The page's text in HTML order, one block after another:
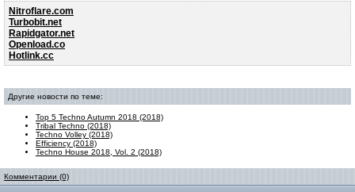
Nitroflare.com
Turbobit.net
Rapidgator.net
Openload.co
Hotlink.cc
Другие новости по теме:
Top 5 Techno Autumn 2018 (2018)
Tribal Techno (2018)
Techno Volley (2018)
Efficiency (2018)
Techno House 2018, Vol. 2 (2018)
Комментарии (0)